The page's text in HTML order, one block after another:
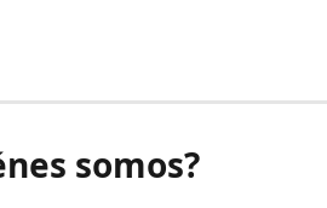
somos?